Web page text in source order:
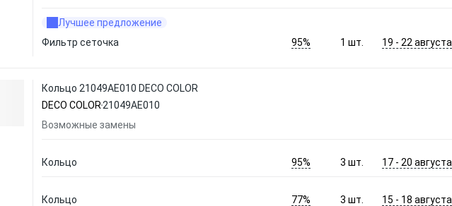
Лучшее предложение
Фильтр сеточка
95% 1 шт. 19 - 22 августа
Кольцо 21049AE010 DECO COLOR
DECO COLOR 21049AE010
Возможные замены
Кольцо 95% 3 шт. 17 - 20 августа
Кольцо 77% 3 шт. 15 - 18 августа